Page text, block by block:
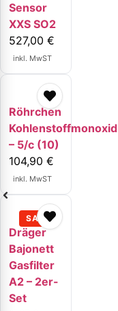
Sensor
XXS SO2
527,00 €
inkl. MwST
Röhrchen
Kohlenstoffmonoxid
– 5/c (10)
104,90 €
inkl. MwST
Dräger
Bajonett
Gasfilter
A2 – 2er-
Set